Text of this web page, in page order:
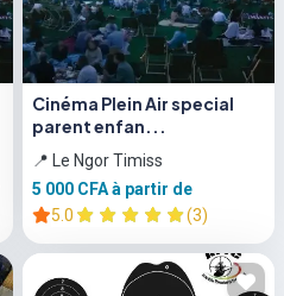
Cinéma Plein Air special
parent enfan...
📍 Le Ngor Timiss
5 000 CFAà partir de
5.0
(3)